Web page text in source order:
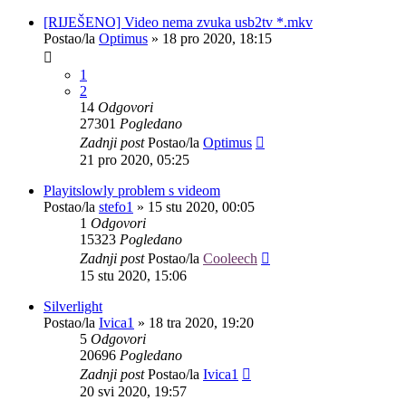
[RIJEŠENO] Video nema zvuka usb2tv *.mkv
Postao/la Optimus » 18 pro 2020, 18:15
1
2
14 Odgovori
27301 Pogledano
Zadnji postPostao/la Optimus
21 pro 2020, 05:25
Playitslowly problem s videom
Postao/la stefo1 » 15 stu 2020, 00:05
1 Odgovori
15323 Pogledano
Zadnji postPostao/la Cooleech
15 stu 2020, 15:06
Silverlight
Postao/la Ivica1 » 18 tra 2020, 19:20
5 Odgovori
20696 Pogledano
Zadnji postPostao/la Ivica1
20 svi 2020, 19:57